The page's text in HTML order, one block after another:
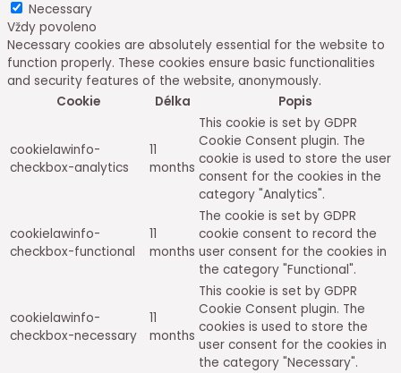
Necessary
Vždy povoleno
Necessary cookies are absolutely essential for the website to
function properly. These cookies ensure basic functionalities
and security features of the website, anonymously.
Cookie
Délka Popis
cookielawinfo-
checkbox-analytics
11
months
This cookie is set by GDPR
Cookie Consent plugin. The
cookie is used to store the user
consent for the cookies in the
category "Analytics".
cookielawinfo-
checkbox-functional
11
months
The cookie is set by GDPR
cookie consent to record the
user consent for the cookies in
the category "Functional".
cookielawinfo-
checkbox-necessary
11
months
This cookie is set by GDPR
Cookie Consent plugin. The
cookies is used to store the
user consent for the cookies in
the category "Necessary".